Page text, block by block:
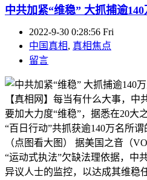
中共加紧“维稳” 大抓捕逾140
2022-9-30 0:28:56 Fri
中国真相, 真相焦点
留言
【真相网】每当有什么大事，
要加大力度“维稳”，据悉在20大
“百日行动”共抓获逾140万名所
（点图看大图） 据美国之音（
“运动式执法”欠缺法理依据，中
异议人士的监控，以达成其维稳